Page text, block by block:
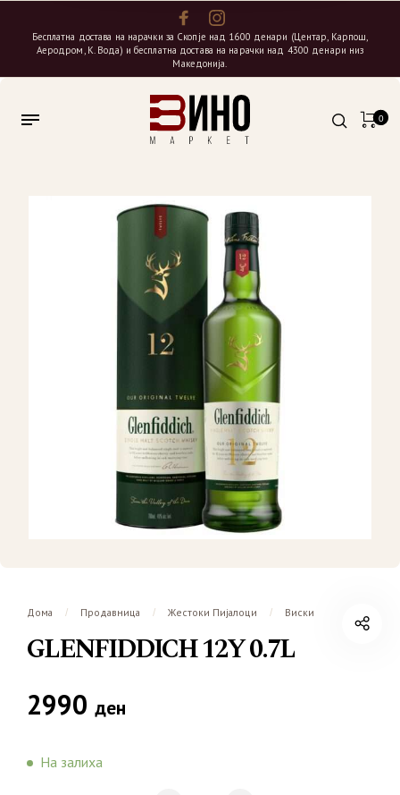
Бесплатна достава на нарачки за Скопје над 1600 денари (Центар, Карпош,
Аеродром, К. Вода) и бесплатна достава на нарачки над 4300 денари низ
Македонија.
0
Дома / Продавница / Жестоки Пијалоци / Виски
GLENFIDDICH 12Y 0.7L
2990 ден
На залиха